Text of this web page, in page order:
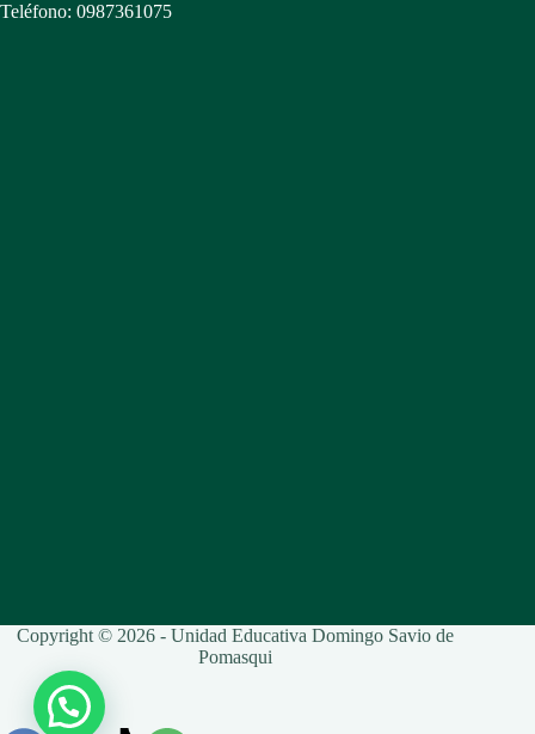
Teléfono: 0987361075
Copyright © 2026 - Unidad Educativa Domingo Savio de
Pomasqui